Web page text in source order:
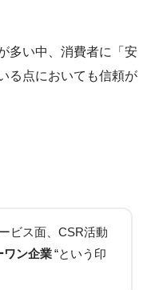
多い中、消費者に「安
る点においても信頼が
ビス面、CSR活動
ワン企業“という印